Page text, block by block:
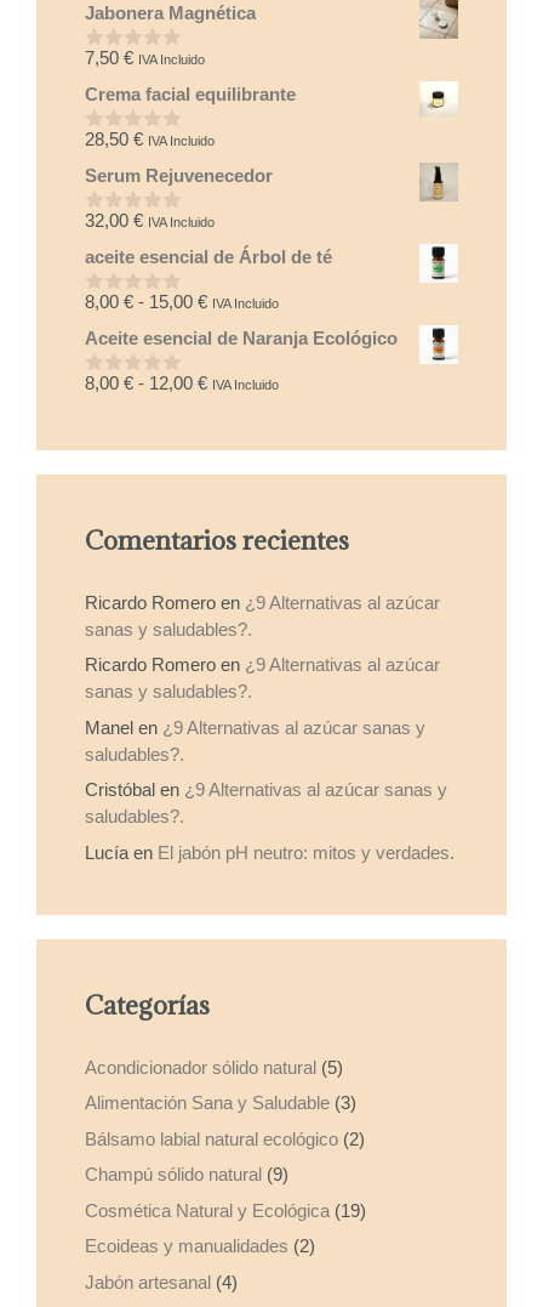
e
5
Jabonera Magnética
0
e
5
7,50 € IVA Incluido
Crema facial equilibrante
0
e
5
28,50 € IVA Incluido
Serum Rejuvenecedor
0
e
5
32,00 € IVA Incluido
aceite esencial de Árbol de té
0
e
5
8,00 € - 15,00 €Rango
de
desde
IVA Incluido
Aceite esencial de Naranja Ecológico
0
8,00 € - 12,00 €Rango
12,00 €
IVA Incluido
Comentarios recientes
Ricardo Romero en ¿9 Alternativas al azúcar
sanas y saludables?.
Ricardo Romero en ¿9 Alternativas al azúcar
sanas y saludables?.
Manel en ¿9 Alternativas al azúcar sanas y
saludables?.
Cristóbal en ¿9 Alternativas al azúcar sanas y
saludables?.
Lucía en El jabón pH neutro: mitos y verdades.
Categorías
Acondicionador sólido natural (5)
Alimentación Sana y Saludable (3)
Bálsamo labial natural ecológico (2)
Champú sólido natural (9)
Cosmética Natural y Ecológica (19)
Ecoideas y manualidades (2)
Jabón artesanal (4)